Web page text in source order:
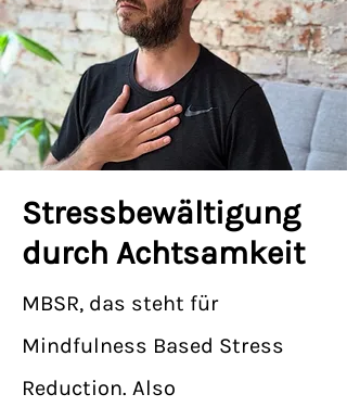
Stressbewältigung
durch Achtsamkeit
MBSR, das steht für
Mindfulness Based Stress
Reduction. Also